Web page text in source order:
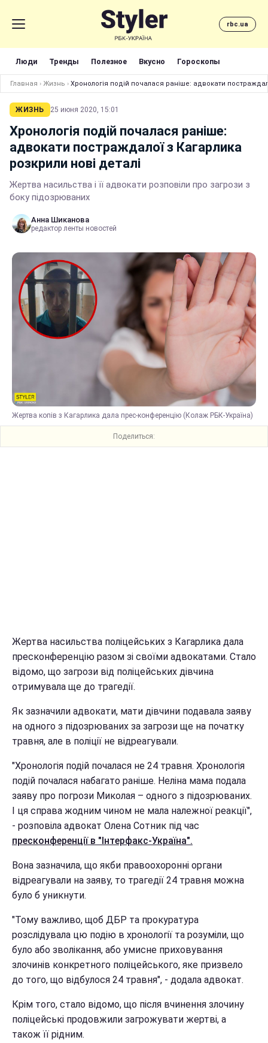
rbc.ua
Люди Тренды Полезное Вкусно Гороскопы
Главная › Жизнь › Хронологія подій почалася раніше: адвокати
ЖИЗНЬ 25 июня 2020, 15:01
Хронологія подій почалася раніше:
адвокати постраждалої з Кагарлика
розкрили нові деталі
Жертва насильства і її адвокати розповіли про загрози з
боку підозрюваних
Анна Шиканова
редактор ленты новостей
Жертва копів з Кагарлика дала прес-конференцію (Колаж РБК-Україна)
Поделиться:
Жертва насильства поліцейських з Кагарлика дала
пресконференцію разом зі своїми адвокатами. Стало
відомо, що загрози від поліцейських дівчина
отримувала ще до трагедії.
Як зазначили адвокати, мати дівчини подавала заяву
на одного з підозрюваних за загрози ще на початку
травня, але в поліції не відреагували.
"Хронологія подій почалася не 24 травня. Хронологія
подій почалася набагато раніше. Неліна мама подала
заяву про погрози Миколая – одного з підозрюваних.
І ця справа жодним чином не мала належної реакції",
- розповіла адвокат Олена Сотник під час
пресконференції в "Інтерфакс-Україна".
Вона зазначила, що якби правоохоронні органи
відреагували на заяву, то трагедії 24 травня можна
було б уникнути.
"Тому важливо, щоб ДБР та прокуратура
розслідувала цю подію в хронології та розуміли, що
було або зволікання, або умисне приховування
злочинів конкретного поліцейського, яке призвело
до того, що відбулося 24 травня", - додала адвокат.
Крім того, стало відомо, що після вчинення злочину
поліцейські продовжили загрожувати жертві, а
також її рідним.